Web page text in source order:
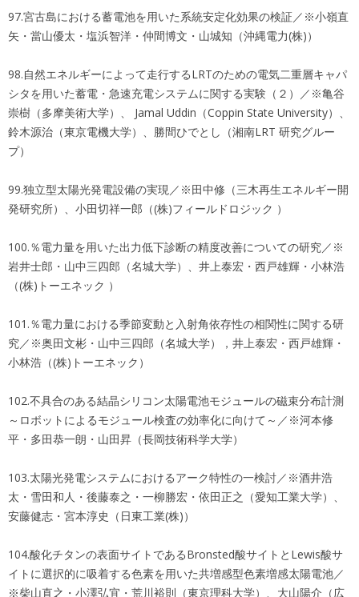
97.宮古島における蓄電池を用いた系統安定化効果の検証／※小嶺直
矢・當山優太・塩浜智洋・仲間博文・山城知（沖縄電力(株)）
98.自然エネルギーによって走行するLRTのための電気二重層キャパ
シタを用いた蓄電・急速充電システムに関する実験（２）／※亀谷
崇樹（多摩美術大学）、 Jamal Uddin（Coppin State University）、
鈴木源治（東京電機大学）、勝間ひでとし（湘南LRT 研究グルー
プ）
99.独立型太陽光発電設備の実現／※田中修（三木再生エネルギー開
発研究所）、小田切祥一郎（(株)フィールドロジック ）
100.％電力量を用いた出力低下診断の精度改善についての研究／※
岩井士郎・山中三四郎（名城大学）、井上泰宏・西戸雄輝・小林浩
（(株)トーエネック ）
101.％電力量における季節変動と入射角依存性の相関性に関する研
究／※奥田文彬・山中三四郎（名城大学），井上泰宏・西戸雄輝・
小林浩（(株)トーエネック）
102.不具合のある結晶シリコン太陽電池モジュールの磁束分布計測
～ロボットによるモジュール検査の効率化に向けて～／※河本修
平・多田恭一朗・山田昇（長岡技術科学大学）
103.太陽光発電システムにおけるアーク特性の一検討／※酒井浩
太・雪田和人・後藤泰之・一柳勝宏・依田正之（愛知工業大学）、
安藤健志・宮本淳史（日東工業(株)）
104.酸化チタンの表面サイトであるBronsted酸サイトとLewis酸サ
イトに選択的に吸着する色素を用いた共増感型色素増感太陽電池／
※柴山直之・小澤弘宜・荒川裕則（東京理科大学）、大山陽介（広